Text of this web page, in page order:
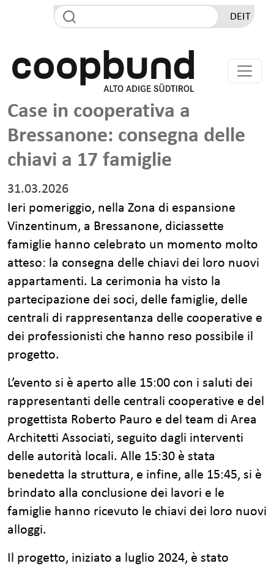
Salta al contenuto principale
DEIT
Case in cooperativa a
Bressanone: consegna delle
chiavi a 17 famiglie
31.03.2026
Ieri pomeriggio, nella Zona di espansione
Vinzentinum, a Bressanone, diciassette
famiglie hanno celebrato un momento molto
atteso: la consegna delle chiavi dei loro nuovi
appartamenti. La cerimonia ha visto la
partecipazione dei soci, delle famiglie, delle
centrali di rappresentanza delle cooperative e
dei professionisti che hanno reso possibile il
progetto.
L’evento si è aperto alle 15:00 con i saluti dei
rappresentanti delle centrali cooperative e del
progettista Roberto Pauro e del team di Area
Architetti Associati, seguito dagli interventi
delle autorità locali. Alle 15:30 è stata
benedetta la struttura, e infine, alle 15:45, si è
brindato alla conclusione dei lavori e le
famiglie hanno ricevuto le chiavi dei loro nuovi
alloggi.
Il progetto, iniziato a luglio 2024, è stato